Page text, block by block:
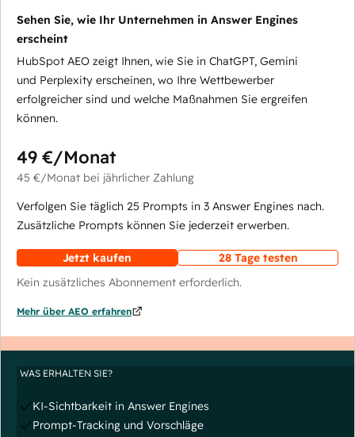
Sehen Sie, wie Ihr Unternehmen in Answer Engines
erscheint
HubSpot AEO zeigt Ihnen, wie Sie in ChatGPT, Gemini
und Perplexity erscheinen, wo Ihre Wettbewerber
erfolgreicher sind und welche Maßnahmen Sie ergreifen
können.
49 €/Monat
45 €/Monat bei jährlicher Zahlung
Verfolgen Sie täglich 25 Prompts in 3 Answer Engines nach.
Zusätzliche Prompts können Sie jederzeit erwerben.
Jetzt kaufen
28 Tage testen
Kein zusätzliches Abonnement erforderlich.
Mehr über AEO erfahren
WAS ERHALTEN SIE?
KI-Sichtbarkeit in Answer Engines
Prompt-Tracking und Vorschläge